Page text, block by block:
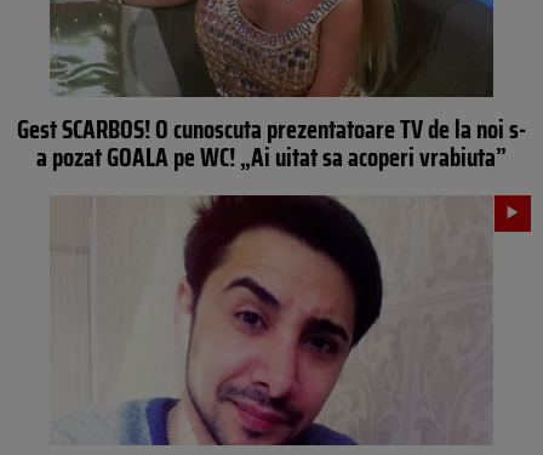
Gest SCARBOS! O cunoscuta prezentatoare TV de la noi s-
a pozat GOALA pe WC! „Ai uitat sa acoperi vrabiuta”